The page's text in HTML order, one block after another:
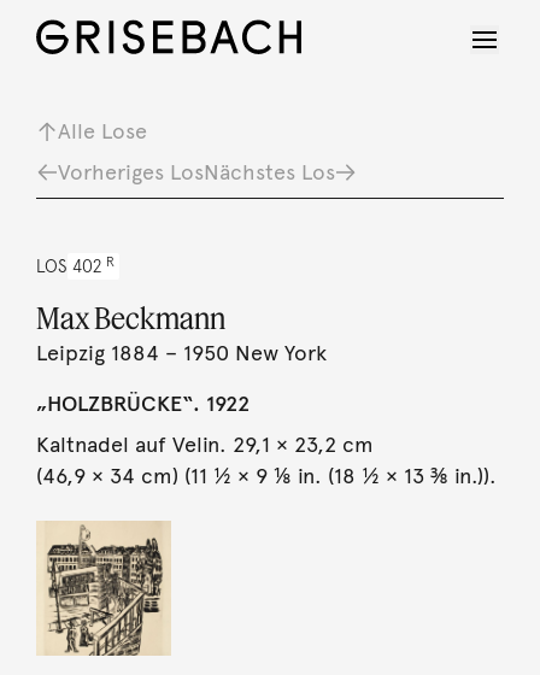
Alle Lose
Vorheriges LosNächstes Los
LOS 402 R
Max Beckmann
Leipzig 1884 – 1950 New York
„HOLZBRÜCKE“. 1922
Kaltnadel auf Velin. 29,1 × 23,2 cm
(46,9 × 34 cm) (11 ½ × 9 ⅛ in. (18 ½ × 13 ⅜ in.)).